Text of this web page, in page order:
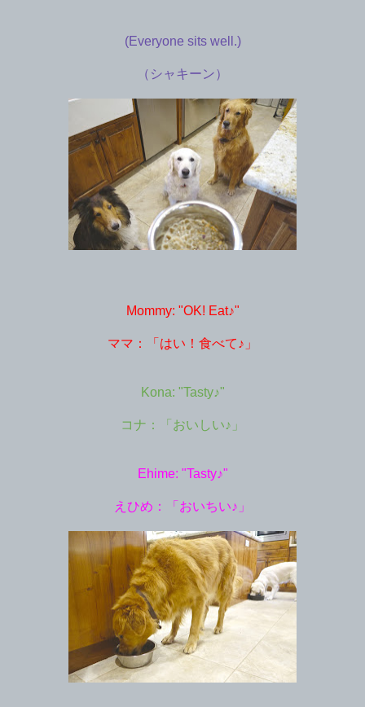
(Everyone sits well.)
（シャキーン）
Mommy: "OK! Eat♪"
ママ：「はい！食べて♪」
Kona: "Tasty♪"
コナ：「おいしい♪」
Ehime: "Tasty♪"
えひめ：「おいちい♪」